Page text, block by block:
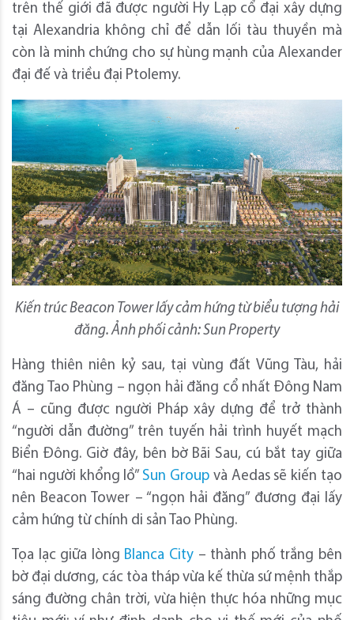
trên thế giới đã được người Hy Lạp cổ đại xây dựng
tại Alexandria không chỉ để dẫn lối tàu thuyền mà
còn là minh chứng cho sự hùng mạnh của Alexander
đại đế và triều đại Ptolemy.
Kiến trúc Beacon Tower lấy cảm hứng từ biểu tượng hải
đăng. Ảnh phối cảnh: Sun Property
​Hàng thiên niên kỷ sau, tại vùng đất Vũng Tàu, hải
đăng Tao Phùng – ngọn hải đăng cổ nhất Đông Nam
Á – cũng được người Pháp xây dựng để trở thành
“người dẫn đường” trên tuyến hải trình huyết mạch
Biển Đông. Giờ đây, bên bờ Bãi Sau, cú bắt tay giữa
“hai người khổng lồ” Sun Group và Aedas sẽ kiến tạo
nên Beacon Tower – “ngọn hải đăng” đương đại lấy
cảm hứng từ chính di sản Tao Phùng.
Tọa lạc giữa lòng Blanca City – thành phố trắng bên
bờ đại dương, các tòa tháp vừa kế thừa sứ mệnh thắp
sáng đường chân trời, vừa hiện thực hóa những mục